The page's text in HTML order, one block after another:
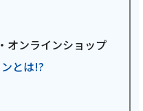
い合わせ
オンラインショップ
とは!?